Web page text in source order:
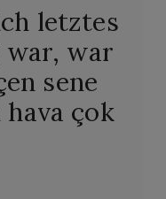
letztes
war, war
sene
hava çok